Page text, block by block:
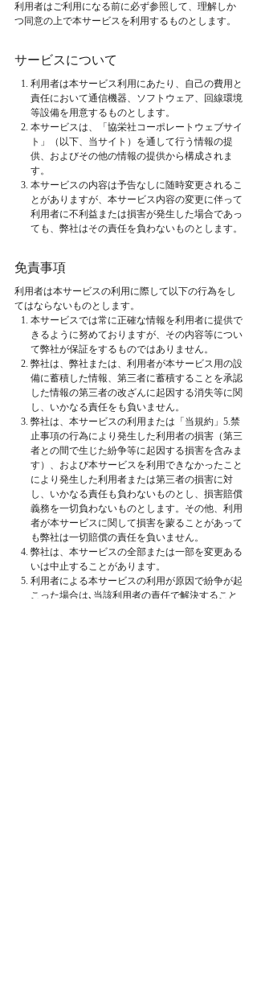
利用者はご利用になる前に必ず参照して、理解しか
つ同意の上で本サービスを利用するものとします。
サービスについて
利用者は本サービス利用にあたり、自己の費用と
責任において通信機器、ソフトウェア、回線環境
等設備を用意するものとします。
本サービスは、「協栄社コーポレートウェブサイ
ト」（以下、当サイト）を通して行う情報の提
供、およびその他の情報の提供から構成されま
す。
本サービスの内容は予告なしに随時変更されるこ
とがありますが、本サービス内容の変更に伴って
利用者に不利益または損害が発生した場合であっ
ても、弊社はその責任を負わないものとします。
免責事項
利用者は本サービスの利用に際して以下の行為をし
てはならないものとします。
本サービスでは常に正確な情報を利用者に提供で
きるように努めておりますが、その内容等につい
て弊社が保証をするものではありません。
弊社は、弊社または、利用者が本サービス用の設
備に蓄積した情報、第三者に蓄積することを承認
した情報の第三者の改ざんに起因する消失等に関
し、いかなる責任をも負いません。
弊社は、本サービスの利用または「当規約」5.禁
止事項の行為により発生した利用者の損害（第三
者との間で生じた紛争等に起因する損害を含みま
す）、および本サービスを利用できなかったこと
により発生した利用者または第三者の損害に対
し、いかなる責任も負わないものとし、損害賠償
義務を一切負わないものとします。その他、利用
者が本サービスに関して損害を蒙ることがあって
も弊社は一切賠償の責任を負いません。
弊社は、本サービスの全部または一部を変更ある
いは中止することがあります。
利用者による本サービスの利用が原因で紛争が起
こった場合は､当該利用者の責任で解決すること